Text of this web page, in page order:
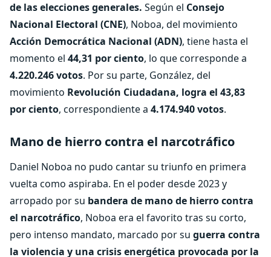
de las elecciones generales. Según el Consejo
Nacional Electoral (CNE), Noboa, del movimiento
Acción Democrática Nacional (ADN), tiene hasta el
momento el 44,31 por ciento, lo que corresponde a
4.220.246 votos. Por su parte, González, del
movimiento Revolución Ciudadana, logra el 43,83
por ciento, correspondiente a 4.174.940 votos.
Mano de hierro contra el narcotráfico
Daniel Noboa no pudo cantar su triunfo en primera
vuelta como aspiraba. En el poder desde 2023 y
arropado por su bandera de mano de hierro contra
el narcotráfico, Noboa era el favorito tras su corto,
pero intenso mandato, marcado por su guerra contra
la violencia y una crisis energética provocada por la